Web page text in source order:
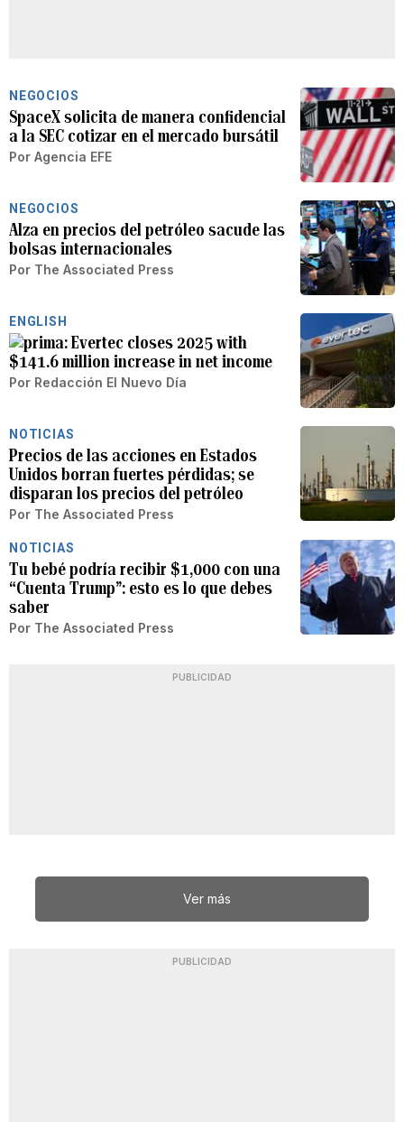
NEGOCIOS
SpaceX solicita de manera confidencial
a la SEC cotizar en el mercado bursátil
Por Agencia EFE
NEGOCIOS
Alza en precios del petróleo sacude las
bolsas internacionales
Por The Associated Press
ENGLISH
Evertec closes 2025 with
$141.6 million increase in net income
Por Redacción El Nuevo Día
NOTICIAS
Precios de las acciones en Estados
Unidos borran fuertes pérdidas; se
disparan los precios del petróleo
Por The Associated Press
NOTICIAS
Tu bebé podría recibir $1,000 con una
“Cuenta Trump”: esto es lo que debes
saber
Por The Associated Press
PUBLICIDAD
Ver más
PUBLICIDAD